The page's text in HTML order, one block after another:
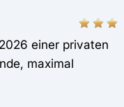
einer privaten
maximal